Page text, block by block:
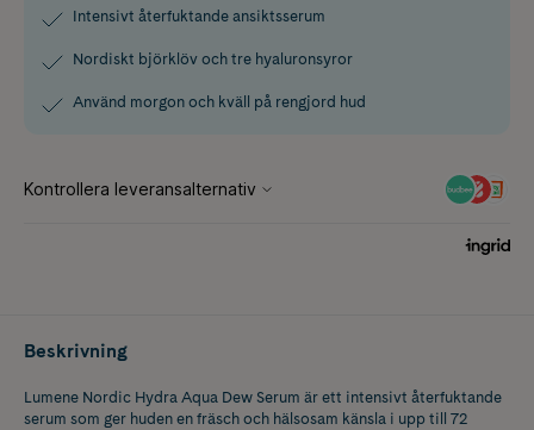
Intensivt återfuktande ansiktsserum
Nordiskt björklöv och tre hyaluronsyror
Använd morgon och kväll på rengjord hud
Beskrivning
Lumene Nordic Hydra Aqua Dew Serum är ett intensivt återfuktande
serum som ger huden en fräsch och hälsosam känsla i upp till 72